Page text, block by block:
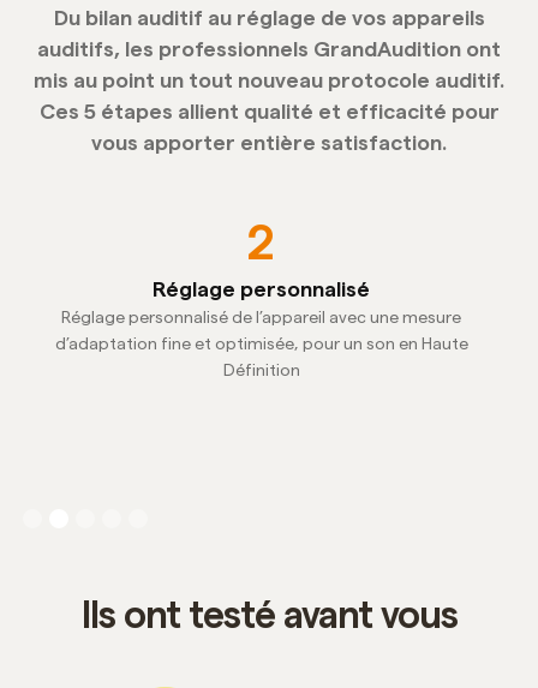
Du bilan auditif au réglage de vos appareils
auditifs, les professionnels GrandAudition ont
mis au point un tout nouveau protocole auditif.
Ces 5 étapes allient qualité et efficacité pour
vous apporter entière satisfaction.
2
Réglage personnalisé
Réglage personnalisé de l’appareil avec une mesure
d’adaptation fine et optimisée, pour un son en Haute
Définition
Ils ont testé avant vous